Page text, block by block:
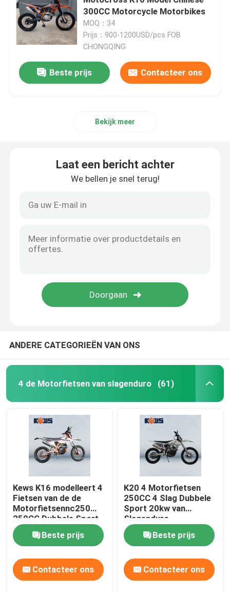
De Fietsen van het Endurovuil
Viertaktmotocross
Super Motard-motorfietsen
300CC Motorcycle Motorbikes
MOQ：34
Prijs：900-1200USD/pcs FOB
CHONGQING
Beste prijs Contacteer ons
Bekijk meer
Laat een bericht achter
We bellen je snel terug!
ANDERE CATEGORIEËN VAN ONS
4 de Motorfietsen van slagenduro (61)
Kews K16 modelleert 4
Fietsen van de de
Motorfietsennc250
250CC Dubbele Sport
van Slagenduro
Beste prijs
Contacteer ons
K20 4 Motorfietsen
250CC 4 Slag Dubbele
Sport 20kw van
Slagenduro
Beste prijs
Contacteer ons